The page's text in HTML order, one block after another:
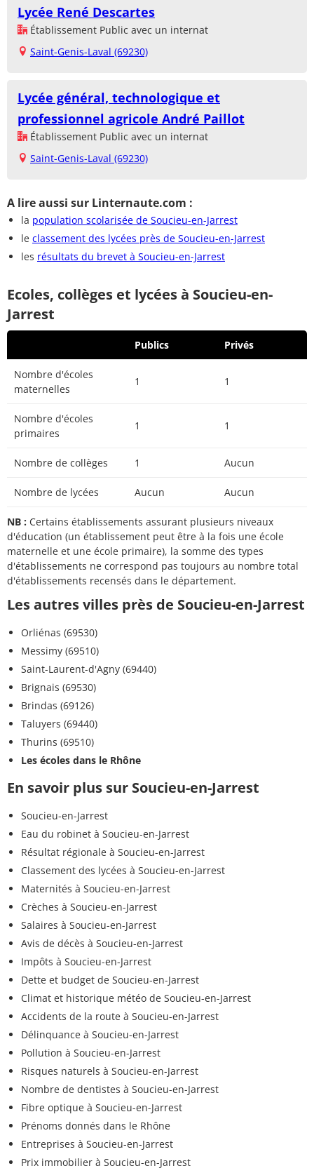
Lycée René Descartes
Établissement Public avec un internat
Saint-Genis-Laval (69230)
Lycée général, technologique et
professionnel agricole André Paillot
Établissement Public avec un internat
Saint-Genis-Laval (69230)
A lire aussi sur Linternaute.com :
la population scolarisée de Soucieu-en-Jarrest
le classement des lycées près de Soucieu-en-Jarrest
les résultats du brevet à Soucieu-en-Jarrest
Ecoles, collèges et lycées à Soucieu-en-
Jarrest
Publics Privés
Nombre d'écoles
maternelles
1 1
Nombre d'écoles
primaires
1 1
Nombre de collèges 1 Aucun
Nombre de lycées Aucun Aucun
NB : Certains établissements assurant plusieurs niveaux
d'éducation (un établissement peut être à la fois une école
maternelle et une école primaire), la somme des types
d'établissements ne correspond pas toujours au nombre total
d'établissements recensés dans le département.
Les autres villes près de Soucieu-en-Jarrest
Orliénas (69530)
Messimy (69510)
Saint-Laurent-d'Agny (69440)
Brignais (69530)
Brindas (69126)
Taluyers (69440)
Thurins (69510)
Les écoles dans le Rhône
En savoir plus sur Soucieu-en-Jarrest
Soucieu-en-Jarrest
Eau du robinet à Soucieu-en-Jarrest
Résultat régionale à Soucieu-en-Jarrest
Classement des lycées à Soucieu-en-Jarrest
Maternités à Soucieu-en-Jarrest
Crèches à Soucieu-en-Jarrest
Salaires à Soucieu-en-Jarrest
Avis de décès à Soucieu-en-Jarrest
Impôts à Soucieu-en-Jarrest
Dette et budget de Soucieu-en-Jarrest
Climat et historique météo de Soucieu-en-Jarrest
Accidents de la route à Soucieu-en-Jarrest
Délinquance à Soucieu-en-Jarrest
Pollution à Soucieu-en-Jarrest
Risques naturels à Soucieu-en-Jarrest
Nombre de dentistes à Soucieu-en-Jarrest
Fibre optique à Soucieu-en-Jarrest
Prénoms donnés dans le Rhône
Entreprises à Soucieu-en-Jarrest
Prix immobilier à Soucieu-en-Jarrest